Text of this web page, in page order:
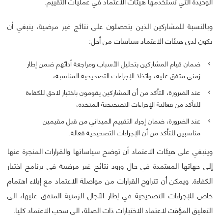
وبالنسبة للمشاركين الذين يتحصلون على نتائج غير مرضية، ينبغي أن
يكون لدى هيئات الاعتماد سياسات من أجل:
ضمان قيام المشاركين بتحليل الأسباب ومراجعة أدائهم ضمن إطار
زمني متفق عليه، واتخاذ الإجراءات التصحيحية المناسبة،
عند الضرورة، التأكد من أن المشاركين يقومون باختبار لاحق للكفاءة
للتأكد من فعالية الإجراءات التصحيحية المتخذة،
عند الضرورة، ضمان إجراء التقييم الميداني من قبل مقيمين
مناسبين للتأكد من أن الإجراءات التصحيحية فعالة.
وينبغي على هيئات الاعتماد أن توضح سياساتها والقرارات المنجرة عنها
إلى جهاتها المعتمدة في حال ورود نتائج غير مرضية في برنامج اختبار
الكفاءة. ويمكن أن تتراوح القرارات من مواصلة الاعتماد مع إيلاء اهتمام
خاص للإجراءات التصحيحية في إطار الآجال الزمنية المتفق عليها، الى
التعليق المؤقت لاعتماد الاختبارات ذات الصلة، الى سحب الاعتماد كليا.